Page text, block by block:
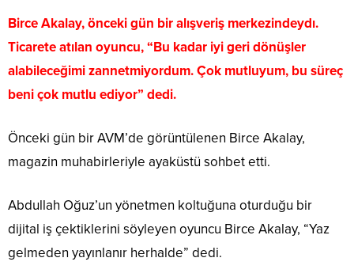
Birce Akalay, önceki gün bir alışveriş merkezindeydı.
Ticarete atılan oyuncu, “Bu kadar iyi geri dönüşler
alabileceğimi zannetmiyordum. Çok mutluyum, bu süreç
beni çok mutlu ediyor” dedi.
Önceki gün bir AVM’de görüntülenen Birce Akalay,
magazin muhabirleriyle ayaküstü sohbet etti.
Abdullah Oğuz’un yönetmen koltuğuna oturduğu bir
dijital iş çektiklerini söyleyen oyuncu Birce Akalay, “Yaz
gelmeden yayınlanır herhalde” dedi.